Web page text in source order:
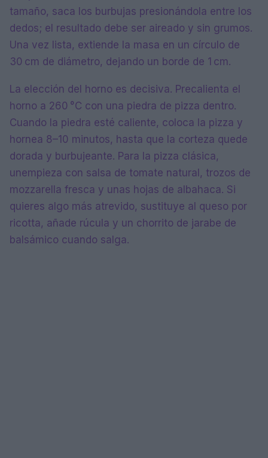
tamaño, saca los burbujas presionándola entre los
dedos; el resultado debe ser aireado y sin grumos.
Una vez lista, extiende la masa en un círculo de
30 cm de diámetro, dejando un borde de 1 cm.
La elección del horno es decisiva. Precalienta el
horno a 260 °C con una piedra de pizza dentro.
Cuando la piedra esté caliente, coloca la pizza y
hornea 8–10 minutos, hasta que la corteza quede
dorada y burbujeante. Para la pizza clásica,
unempieza con salsa de tomate natural, trozos de
mozzarella fresca y unas hojas de albahaca. Si
quieres algo más atrevido, sustituye al queso por
ricotta, añade rúcula y un chorrito de jarabe de
balsámico cuando salga.